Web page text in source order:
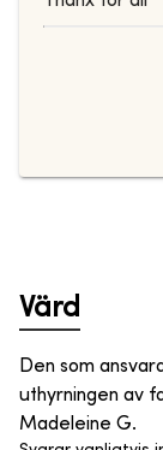
Värd
Den som
uthyrningen av
Madeleine G.